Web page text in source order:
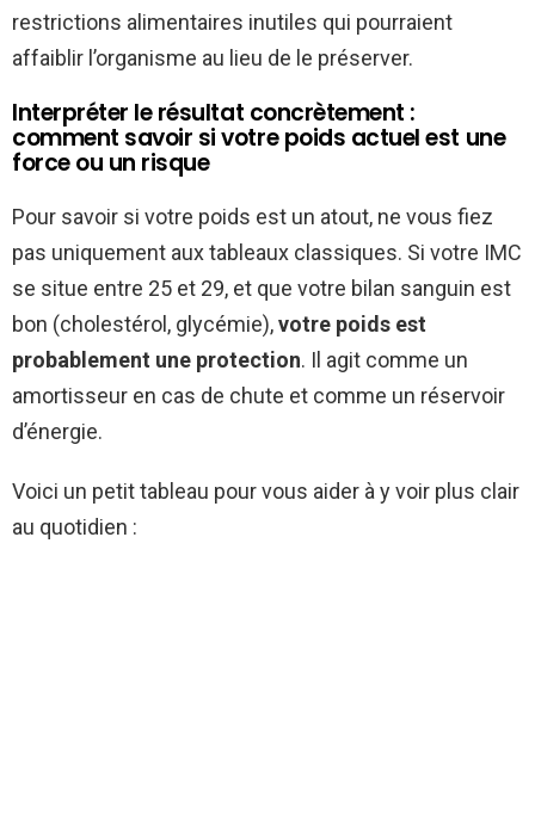
restrictions alimentaires inutiles qui pourraient
affaiblir l’organisme au lieu de le préserver.
Interpréter le résultat concrètement :
comment savoir si votre poids actuel est une
force ou un risque
Pour savoir si votre poids est un atout, ne vous fiez
pas uniquement aux tableaux classiques. Si votre IMC
se situe entre 25 et 29, et que votre bilan sanguin est
bon (cholestérol, glycémie),votre poids est
probablement une protection. Il agit comme un
amortisseur en cas de chute et comme un réservoir
d’énergie.
Voici un petit tableau pour vous aider à y voir plus clair
au quotidien :